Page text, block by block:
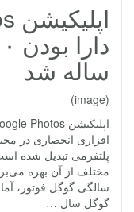
ساله شد
(image)
افزاری انحصاری در
پلتفرمی تبدیل شده
مختلف از آن بهره
سالگی گوگل فوتوز،
گوگل سال …